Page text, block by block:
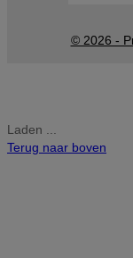
© 2026 -
Laden ...
Terug naar boven